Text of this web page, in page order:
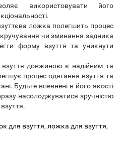
використовувати його
ложка полегшить процес
чи зминання задника
форму взуття та уникнути
довжиною є надійним та
процес одягання взуття та
Будьте впевнені в його якості
насолоджуватися зручністю
для взуття, ложка для взуття,